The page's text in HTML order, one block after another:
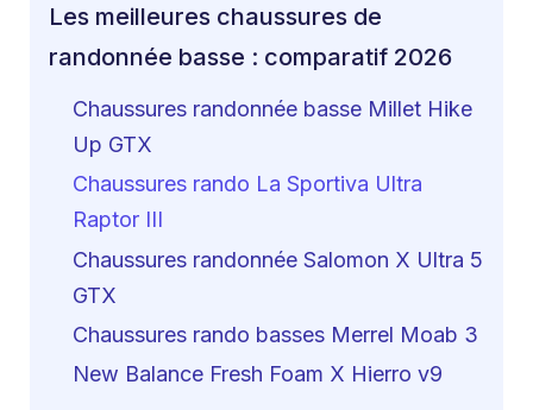
Les meilleures chaussures de
randonnée basse : comparatif 2026
Chaussures randonnée basse Millet Hike
Up GTX
Chaussures rando La Sportiva Ultra
Raptor III
Chaussures randonnée Salomon X Ultra 5
GTX
Chaussures rando basses Merrel Moab 3
New Balance Fresh Foam X Hierro v9